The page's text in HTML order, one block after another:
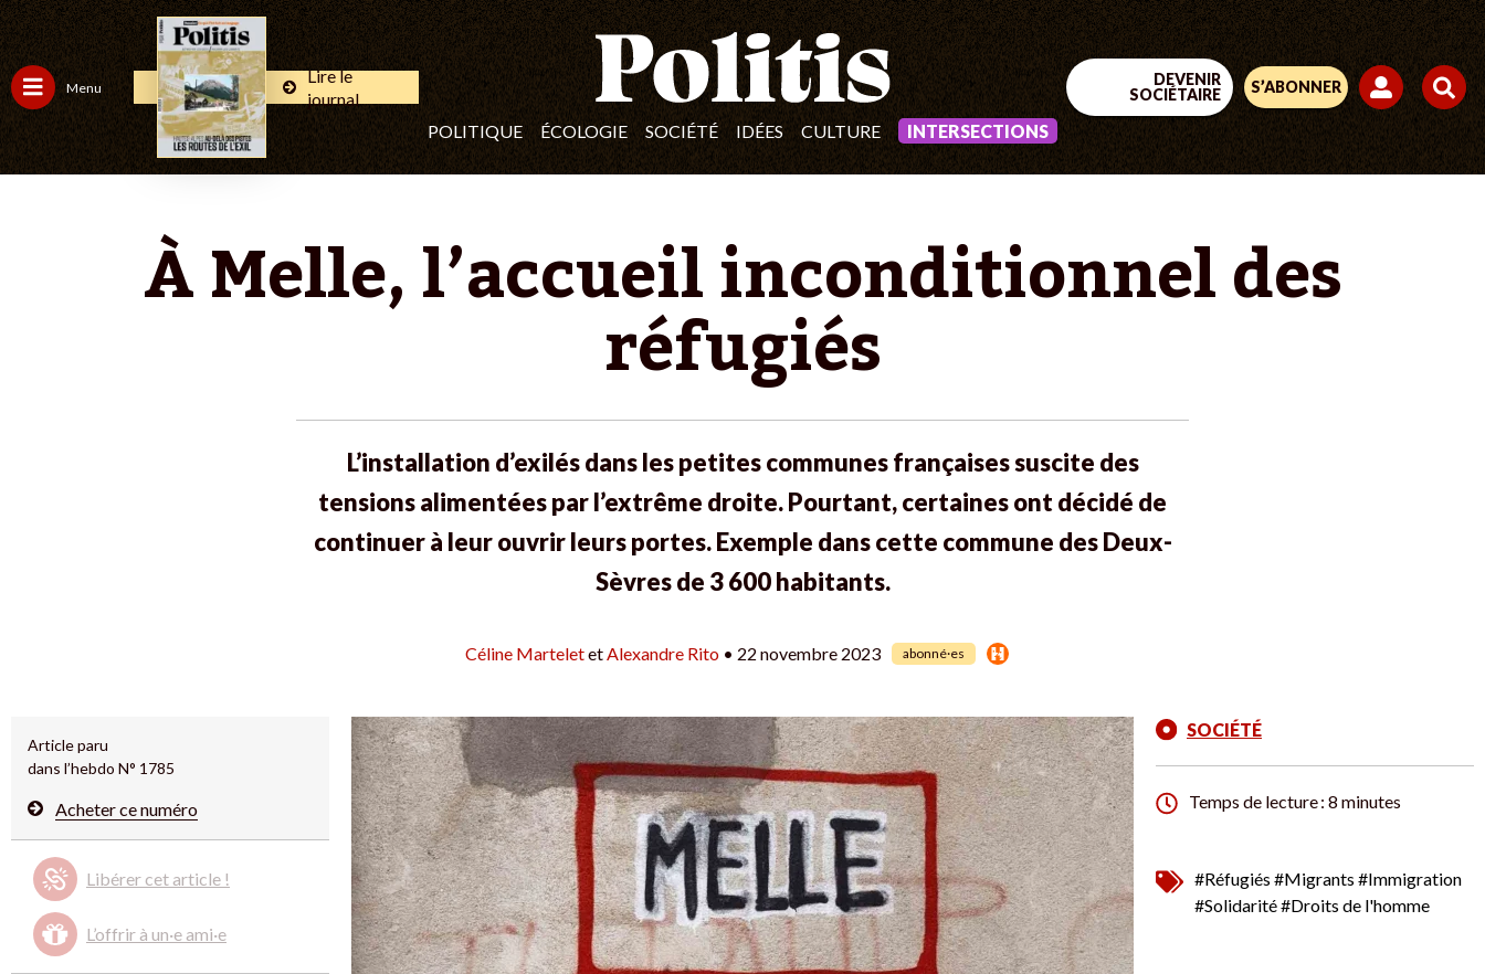
Menu
Lire le
journal
POLITIQUE
ÉCOLOGIE SOCIÉTÉ IDÉES CULTURE INTERSECTIONS
DEVENIR
SOCIÉTAIRE
S’ABONNER
À Melle, l’accueil inconditionnel des
réfugiés
L’installation d’exilés dans les petites communes françaises suscite des
tensions alimentées par l’extrême droite. Pourtant, certaines ont décidé de
continuer à leur ouvrir leurs portes. Exemple dans cette commune des Deux-
Sèvres de 3 600 habitants.
Céline MarteletetAlexandre Rito • 22 novembre 2023 abonné·es
Article paru
dans l’hebdo N° 1785
Acheter ce numéro
Libérer cet article !
L’offrir à un·e ami·e
SOCIÉTÉ
Temps de lecture : 8 minutes
#Réfugiés #Migrants #Immigration
#Solidarité#Droits de l'homme